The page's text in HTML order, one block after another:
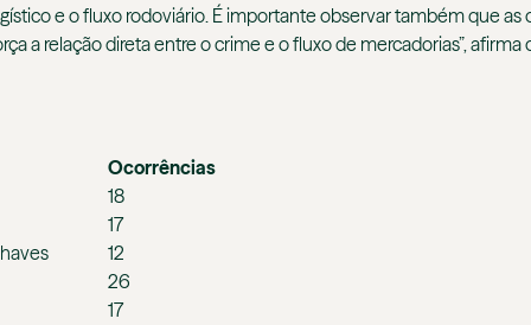
e o fluxo rodoviário. É importante observar também que as
a relação direta entre o crime e o fluxo de mercadorias”,
Ocorrências
18
17
12
26
17